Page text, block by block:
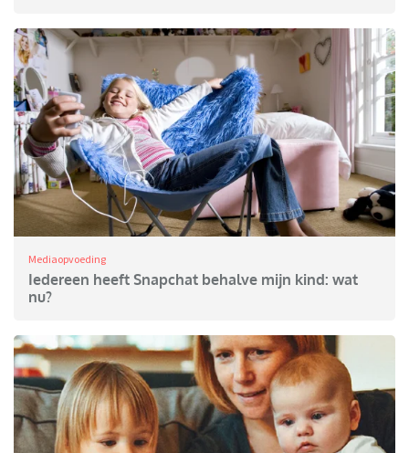
Mediaopvoeding
Iedereen heeft Snapchat behalve mijn kind: wat
nu?